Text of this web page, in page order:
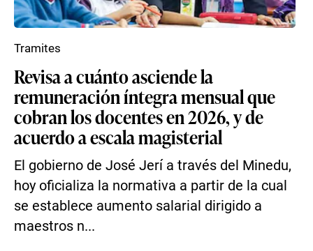
Revisa a cuánto asciende la
remuneración íntegra mensual que
cobran los docentes en 2026, y de
acuerdo a escala magisterial
El gobierno de José Jerí a través del Minedu,
hoy oficializa la normativa a partir de la cual
se establece aumento salarial dirigido a
maestros n...
Tramites